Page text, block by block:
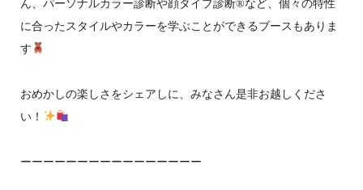
ん、パーソナルカラー診断や顔タイプ診断®など、個々の特性
に合ったスタイルやカラーを学ぶことができるブースもありま
す
おめかしの楽しさをシェアしに、みなさん是非お越しくださ
い！
ーーーーーーーーーーーーーーーー